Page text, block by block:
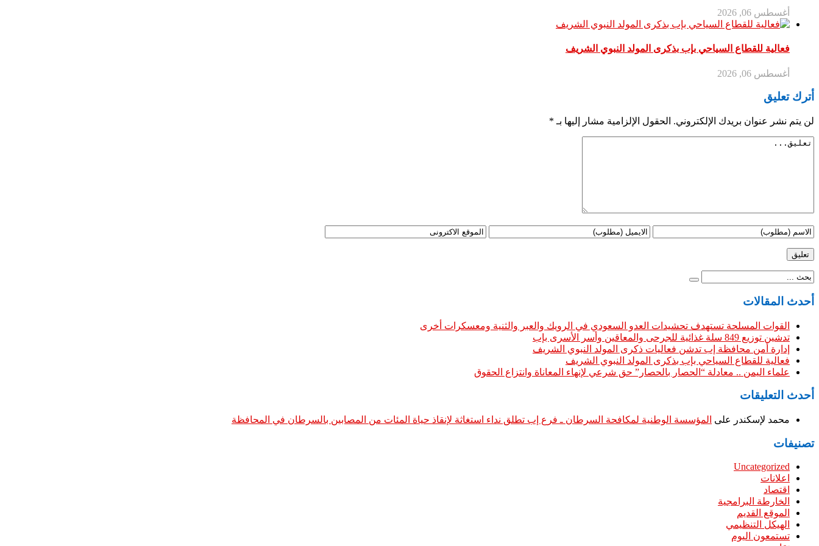
أغسطس 06, 2026
فعالية للقطاع السياحي بإب بذكرى المولد النبوي الشريف
أغسطس 06, 2026
أترك تعليق
لن يتم نشر عنوان بريدك الإلكتروني. الحقول الإلزامية مشار إليها بـ *
أحدث المقالات
القوات المسلحة تستهدف تحشيدات العدو السعودي في الرويك والعبر والثنية ومعسكرات أخرى
تدشين توزيع 849 سلة غذائية للجرحى والمعاقين وأسر الأسرى بإب
إدارة أمن محافظة إب تدشن فعاليات ذكرى المولد النبوي الشريف
فعالية للقطاع السياحي بإب بذكرى المولد النبوي الشريف
علماء اليمن .. معادلة “الحصار بالحصار” حق شرعي لإنهاء المعاناة وانتزاع الحقوق
أحدث التعليقات
محمد لإسكندر على المؤسسة الوطنية لمكافحة السرطان ـ فرع إب تطلق نداء استغاثة لإنقاذ حياة المئات من المصابين بالسرطان في المحافظة
تصنيفات
Uncategorized
اعلانات
اقتصاد
الخارطة البرامجية
الموقع القديم
الهيكل التنظيمي
تستمعون اليوم